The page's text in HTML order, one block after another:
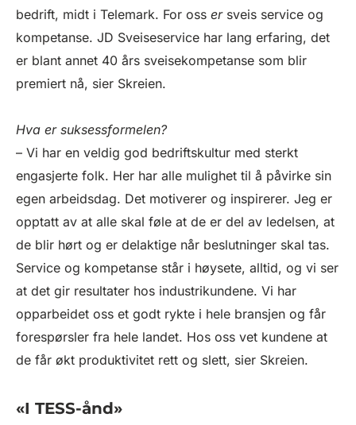
bedrift, midt i Telemark. For oss ersveis service og
kompetanse. JD Sveiseservice har lang erfaring, det
er blant annet 40 års sveisekompetanse som blir
premiert nå, sier Skreien.
Hva er suksessformelen?
– Vi har en veldig god bedriftskultur med sterkt
engasjerte folk. Her har alle mulighet til å påvirke sin
egen arbeidsdag. Det motiverer og inspirerer. Jeg er
opptatt av at alle skal føle at de er del av ledelsen, at
de blir hørt og er delaktige når beslutninger skal tas.
Service og kompetanse står i høysete, alltid, og vi ser
at det gir resultater hos industrikundene. Vi har
opparbeidet oss et godt rykte i hele bransjen og får
forespørsler fra hele landet. Hos oss vet kundene at
de får økt produktivitet rett og slett, sier Skreien.
«I TESS-ånd»